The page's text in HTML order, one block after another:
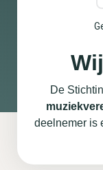
De
deelnemer is